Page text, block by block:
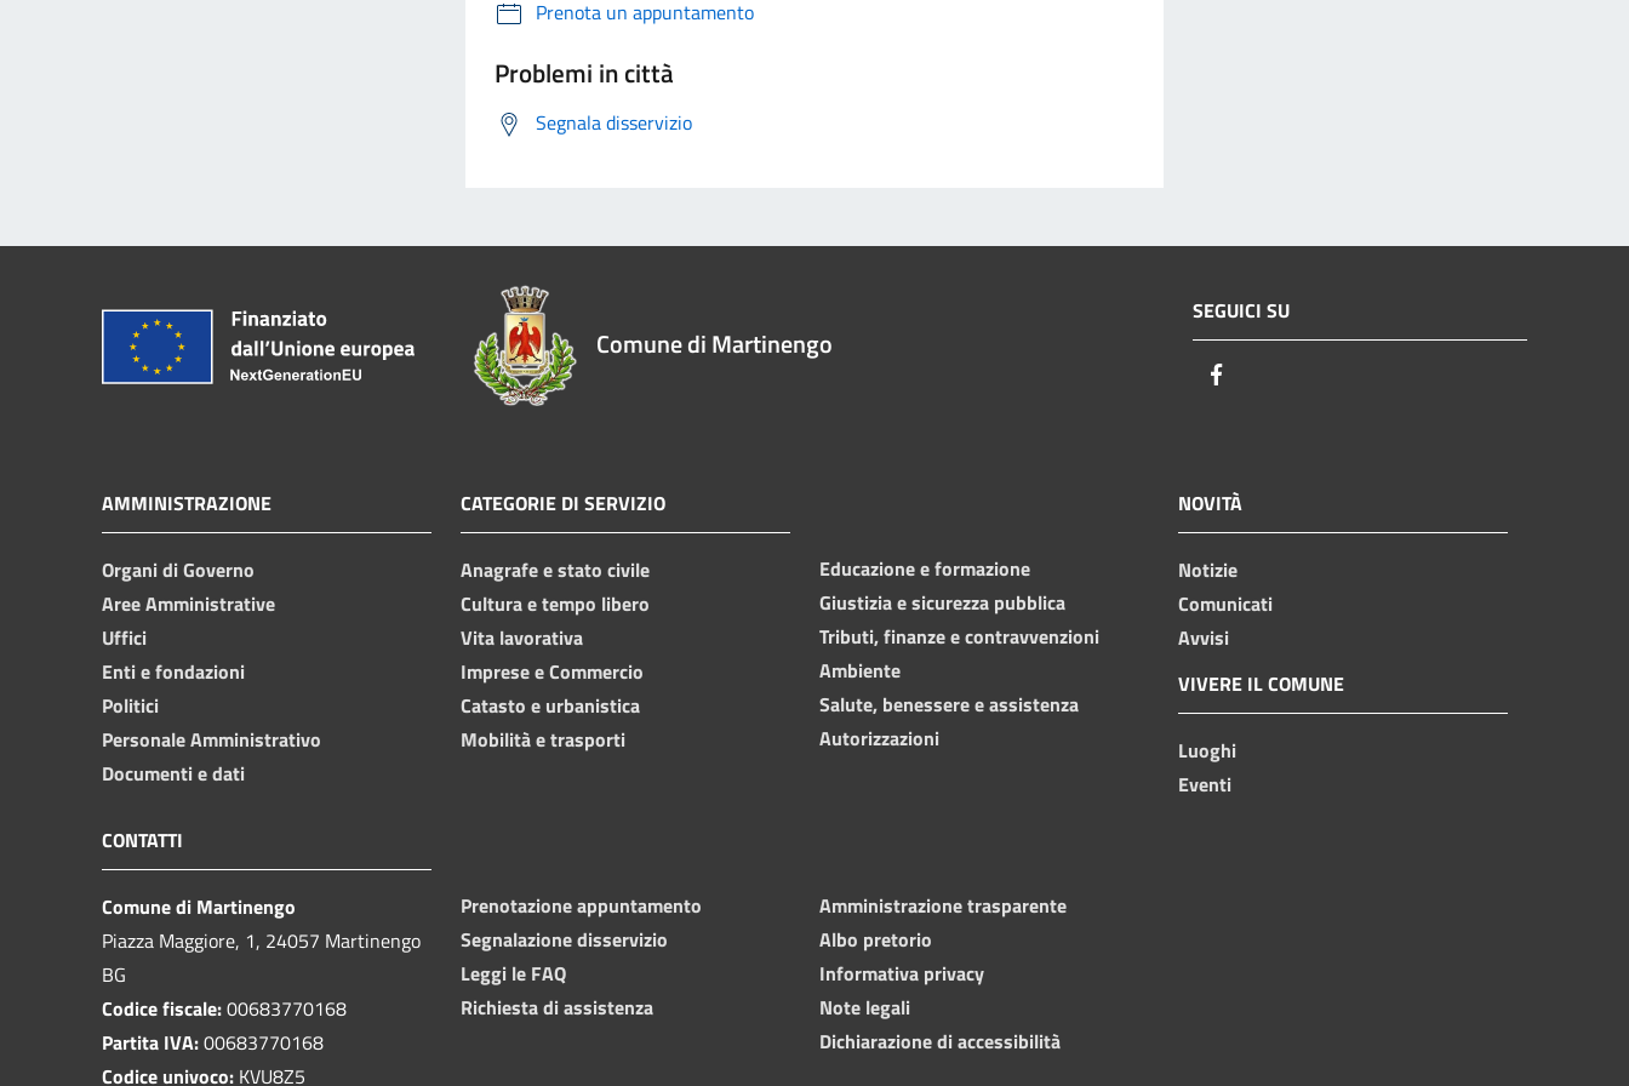
Prenota un appuntamento
Problemi in città
Segnala disservizio
Comune di Martinengo
SEGUICI SU
AMMINISTRAZIONE
Organi di Governo
Aree Amministrative
Uffici
Enti e fondazioni
Politici
Personale Amministrativo
Documenti e dati
CATEGORIE DI SERVIZIO
Anagrafe e stato civile
Cultura e tempo libero
Vita lavorativa
Imprese e Commercio
Catasto e urbanistica
Mobilità e trasporti
Educazione e formazione
Giustizia e sicurezza pubblica
Tributi, finanze e contravvenzioni
Ambiente
Salute, benessere e assistenza
Autorizzazioni
NOVITÀ
Notizie
Comunicati
Avvisi
VIVERE IL COMUNE
Luoghi
Eventi
CONTATTI
Comune di Martinengo
Piazza Maggiore, 1, 24057 Martinengo
BG
Codice fiscale:00683770168
Partita IVA:00683770168
Codice univoco: KVU8Z5
Prenotazione appuntamento
Segnalazione disservizio
Leggi le FAQ
Richiesta di assistenza
Amministrazione trasparente
Albo pretorio
Informativa privacy
Note legali
Dichiarazione di accessibilità